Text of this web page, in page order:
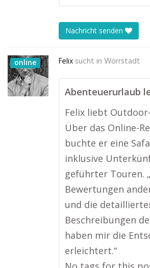
Nachricht senden
online Felix sucht in Wörrstadt
Abenteuerurlaub
Felix liebt
Über das Online-
buchte er eine
inklusive
geführter Touren.
Bewertungen
und die
Beschreibungen
haben mir die
erleichtert.“